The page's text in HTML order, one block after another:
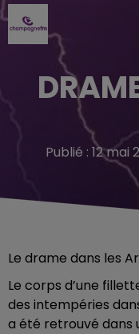
Publié : 12
Le drame dans les
Le corps d’une
des intempéries
a été retrouvé dans